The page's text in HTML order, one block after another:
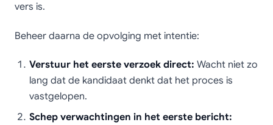
vers is.
Beheer daarna de opvolging met intentie:
Verstuur het eerste verzoek direct: Wacht niet zo
lang dat de kandidaat denkt dat het proces is
vastgelopen.
Schep verwachtingen in het eerste bericht: